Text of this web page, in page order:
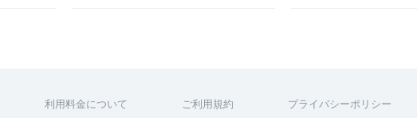
利用料金について ご利用規約 プライバシーポリシー